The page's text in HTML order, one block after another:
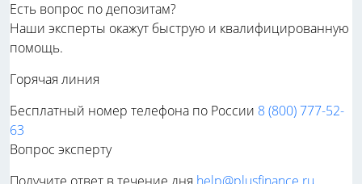
Есть вопрос по депозитам?
Наши эксперты окажут быструю и квалифицированную
помощь.
Горячая линия
Бесплатный номер телефона по России 8 (800) 777-52-
63
Вопрос эксперту